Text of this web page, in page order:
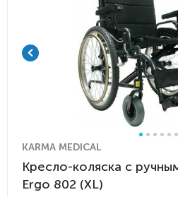
KARMA MEDICAL
Кресло-коляска с
Ergo 802 (XL)